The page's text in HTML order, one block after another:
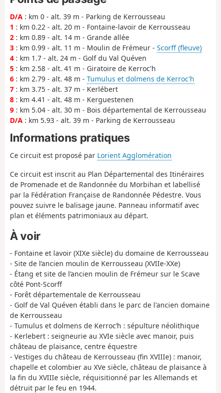
D/A : km 0 - alt. 39 m - Parking de Kerrousseau
1 : km 0.22 - alt. 20 m - Fontaine-lavoir de Kerrousseau
2 : km 0.89 - alt. 14 m - Grande allée
3 : km 0.99 - alt. 11 m - Moulin de Frémeur - Scorff (fleuve)
4 : km 1.7 - alt. 24 m - Golf du Val Quéven
5 : km 2.58 - alt. 41 m - Giratoire de Kerroc'h
6 : km 2.79 - alt. 48 m - Tumulus et dolmens de Kerroc'h
7 : km 3.75 - alt. 37 m - Kerlébert
8 : km 4.41 - alt. 48 m - Kerguestenen
9 : km 5.04 - alt. 30 m - Bois départemental de Kerrousseau
D/A : km 5.93 - alt. 39 m - Parking de Kerrousseau
Informations pratiques
Ce circuit est proposé par Lorient Agglomération
Ce circuit est inscrit au Plan Départemental des Itinéraires
de Promenade et de Randonnée du Morbihan et labellisé
par la Fédération Française de Randonnée Pédestre. Vous
pouvez suivre le balisage jaune. Panneau informatif avec
plan et éléments patrimoniaux au départ.
À voir
- Fontaine et lavoir (XIXe siècle) du domaine de Kerrousseau
- Site de l’ancien moulin de Kerrousseau (XVIIe-XXe)
- Étang et site de l’ancien moulin de Frémeur sur le Scave
côté Pont-Scorff
- Forêt départementale de Kerrousseau
- Golf de Val Quéven établi dans le parc de l'ancien domaine
de Kerrousseau
- Tumulus et dolmens de Kerroc’h : sépulture néolithique
- Kerlebert : seigneurie au XVIe siècle avec manoir, puis
château de plaisance, centre équestre
- Vestiges du château de Kerrousseau (fin XVIIIe) : manoir,
chapelle et colombier au XVe siècle, château de plaisance à
la fin du XVIIIe siècle, réquisitionné par les Allemands et
détruit par le feu en 1944.